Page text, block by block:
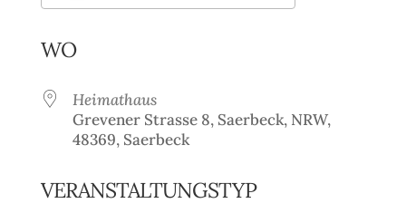
WO
Heimathaus
Grevener Strasse 8, Saerbeck, NRW,
48369, Saerbeck
VERANSTALTUNGSTYP